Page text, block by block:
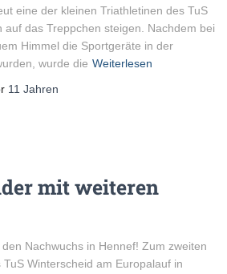
eine der kleinen Triathletinen des TuS
auf das Treppchen steigen. Nachdem bei
Himmel die Sportgeräte in der
wurde die Weiterlesen
11 Jahren
mit weiteren
den Nachwuchs in Hennef! Zum zweiten
Winterscheid am Europalauf in